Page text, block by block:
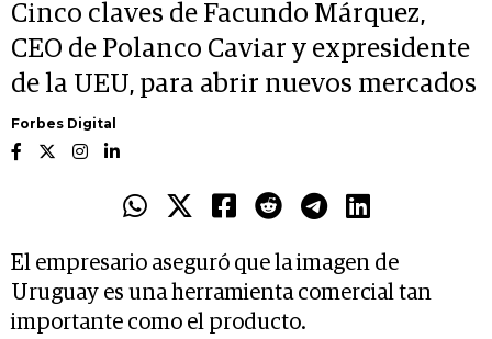
Cinco claves de Facundo Márquez,
CEO de Polanco Caviar y expresidente
de la UEU, para abrir nuevos mercados
Forbes Digital
El empresario aseguró que la imagen de
Uruguay es una herramienta comercial tan
importante como el producto.